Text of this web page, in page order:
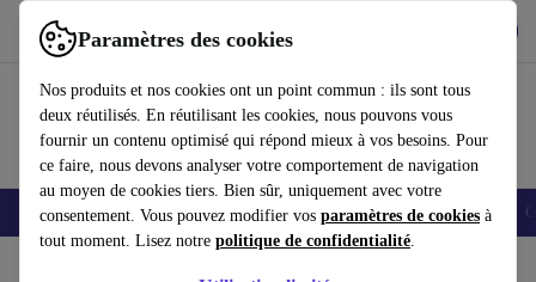
Paramètres des cookies
Nos produits et nos cookies ont un point commun : ils sont tous
deux réutilisés. En réutilisant les cookies, nous pouvons vous
fournir un contenu optimisé qui répond mieux à vos besoins. Pour
ce faire, nous devons analyser votre comportement de navigation
au moyen de cookies tiers. Bien sûr, uniquement avec votre
consentement. Vous pouvez modifier vos paramètres de cookies à
tout moment. Lisez notre politique de confidentialité.
Utilisez refurbed rapidement et facilement
Smartphones Laptops Tablettes Montres connectées Accessoires